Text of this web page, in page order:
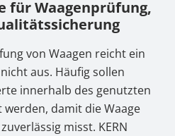
für Waagenprüfung,
von Waagen reicht ein
aus. Häufig sollen
innerhalb des genutzten
damit die Waage
misst. KERN